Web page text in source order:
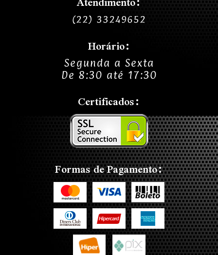
(22) 33249652
Horário:
Segunda a Sexta
De 8:30 até 17:30
Certificados:
Formas de Pagamento: